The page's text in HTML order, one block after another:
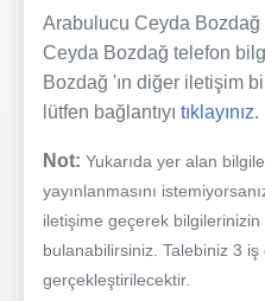
Arabulucu Ceyda
Ceyda Bozdağ telefon
Bozdağ 'ın diğer iletişim
lütfen bağlantıyı tıklayınız.
Not: Yukarıda yer alan
yayınlanmasını
iletişime geçerek bilgilerinizin
bulanabilirsiniz. Talebiniz 3 iş
gerçekleştirilecektir.